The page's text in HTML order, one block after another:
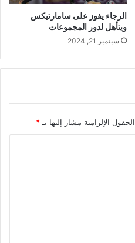
الرجاء يفوز على سامارتيكس
ويتأهل لدور المجموعات
سبتمبر 21, 2024
الحقول الإلزامية مشار إليها بـ *